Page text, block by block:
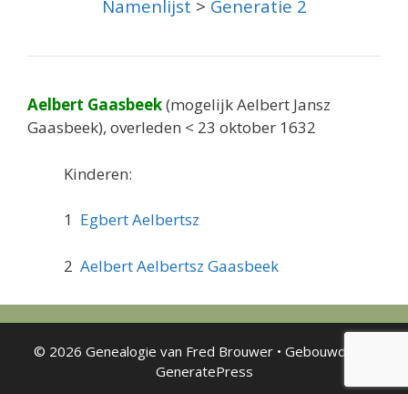
Namenlijst > Generatie 2
Aelbert Gaasbeek(mogelijk Aelbert Jansz
Gaasbeek), overleden < 23 oktober 1632
Kinderen:
1 Egbert Aelbertsz
2 Aelbert Aelbertsz Gaasbeek
© 2026 Genealogie van Fred Brouwer• Gebouwd met
GeneratePress